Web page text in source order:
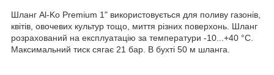
Шланг Al-Ko Premium 1" використовується для поливу газонів,
квітів, овочевих культур тощо, миття різних поверхонь. Шланг
розрахований на експлуатацію за температури -10...+40 °С.
Максимальний тиск сягає 21 бар. В бухті 50 м шланга.